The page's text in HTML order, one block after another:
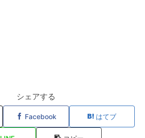
シェアする
Facebook はてブ